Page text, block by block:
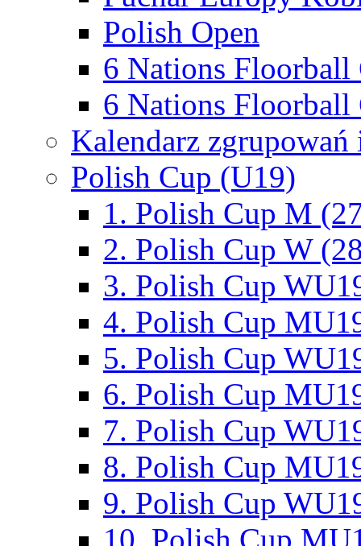
Polish Open
6 Nations Floorball
6 Nations Floorball
Kalendarz
Polish Cup (U19)
1. Polish Cup M
2. Polish Cup W
3. Polish Cup
4. Polish Cup
5. Polish Cup
6. Polish Cup
7. Polish Cup
8. Polish Cup
9. Polish Cup
10. Polish Cup